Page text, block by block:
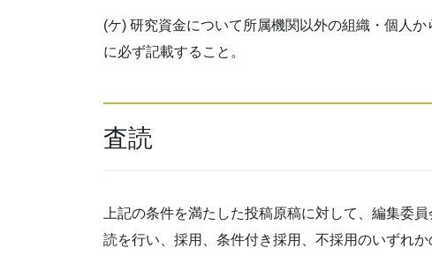
(ケ) 研究資金について所属機関以外の組織・個人
に必ず記載すること。
査読
上記の条件を満たした投稿原稿に対して、編集委
読を行い、採用、条件付き採用、不採用のいずれか